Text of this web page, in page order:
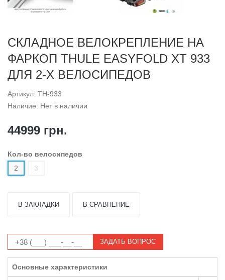
СКЛАДНОЕ ВЕЛОКРЕПЛЕНИЕ НА
ФАРКОП THULE EASYFOLD XT 933
ДЛЯ 2-Х ВЕЛОСИПЕДОВ
Артикул: TH-933
Наличие: Нет в наличии
44999 грн.
Кол-во велосипедов
2
3
В ЗАКЛАДКИ В СРАВНЕНИЕ
ЗАДАТЬ ВОПРОС
Основные характеристики